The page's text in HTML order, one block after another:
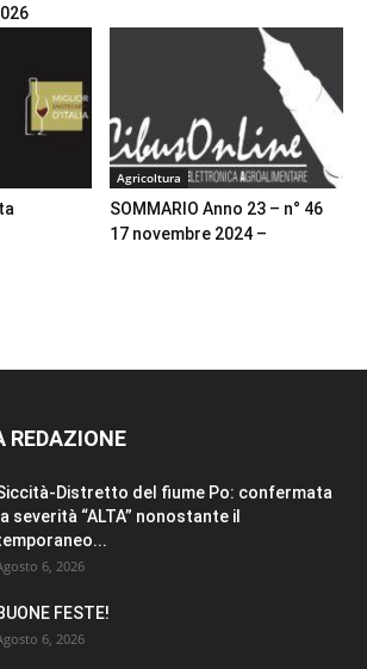
Agricoltura
SOMMARIO Anno 23 – n° 46
17 novembre 2024 –
REDAZIONE
Distretto del fiume Po: confermata
la severità “ALTA” nonostante il
6, 2026
FESTE!
6, 2026